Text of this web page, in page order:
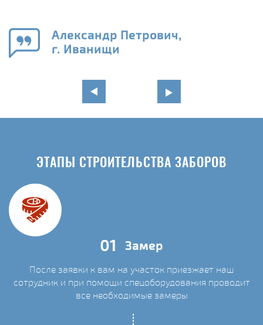
Александр Петрович,
г. Иванищи
ЭТАПЫ СТРОИТЕЛЬСТВА ЗАБОРОВ
01 Замер
После заявки к вам на участок приезжает наш
сотрудник и при помощи спецоборудования проводит
все необходимые замеры